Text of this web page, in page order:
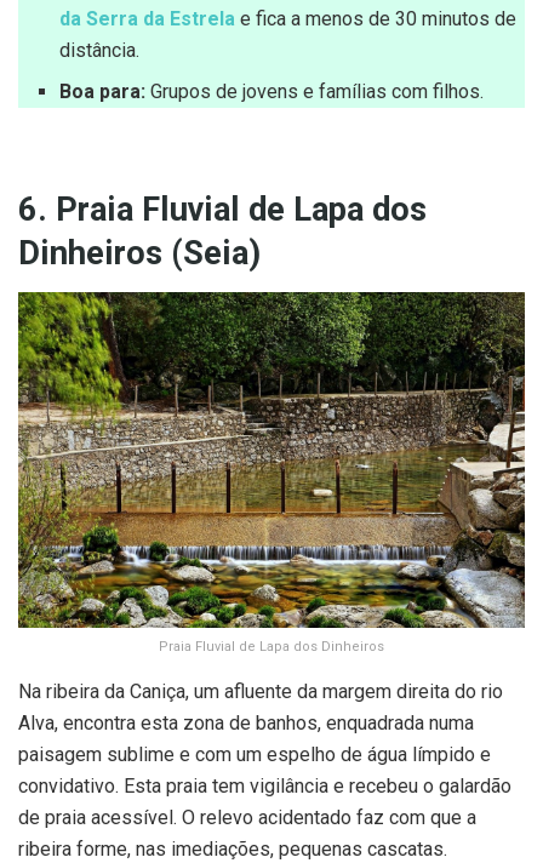
da Serra da Estrela e fica a menos de 30 minutos de
distância.
Boa para: Grupos de jovens e famílias com filhos.
6. Praia Fluvial de Lapa dos
Dinheiros (Seia)
Praia Fluvial de Lapa dos Dinheiros
Na ribeira da Caniça, um afluente da margem direita do rio
Alva, encontra esta zona de banhos, enquadrada numa
paisagem sublime e com um espelho de água límpido e
convidativo. Esta praia tem vigilância e recebeu o galardão
de praia acessível. O relevo acidentado faz com que a
ribeira forme, nas imediações, pequenas cascatas.